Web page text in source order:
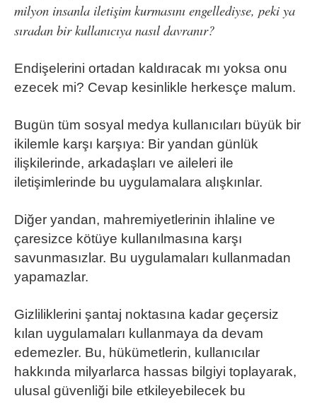
milyon insanla iletişim kurmasını engellediyse, peki ya
sıradan bir kullanıcıya nasıl davranır?
Endişelerini ortadan kaldıracak mı yoksa onu
ezecek mi? Cevap kesinlikle herkesçe malum.
Bugün tüm sosyal medya kullanıcıları büyük bir
ikilemle karşı karşıya: Bir yandan günlük
ilişkilerinde, arkadaşları ve aileleri ile
iletişimlerinde bu uygulamalara alışkınlar.
Diğer yandan, mahremiyetlerinin ihlaline ve
çaresizce kötüye kullanılmasına karşı
savunmasızlar. Bu uygulamaları kullanmadan
yapamazlar.
Gizliliklerini şantaj noktasına kadar geçersiz
kılan uygulamaları kullanmaya da devam
edemezler. Bu, hükümetlerin, kullanıcılar
hakkında milyarlarca hassas bilgiyi toplayarak,
ulusal güvenliği bile etkileyebilecek bu